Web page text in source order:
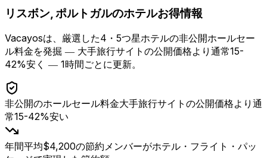
リスボン, ポルトガルのホテルお得情報
Vacayosは、厳選した4・5つ星ホテルの非公開ホールセー
ル料金を発掘 ― 大手旅行サイトの公開価格より通常15-
42%安く ― 1時間ごとに更新。
非公開のホールセール料金大手旅行サイトの公開価格より通
常15-42%安い
年間平均$4,200の節約メンバーがホテル・フライト・パッ